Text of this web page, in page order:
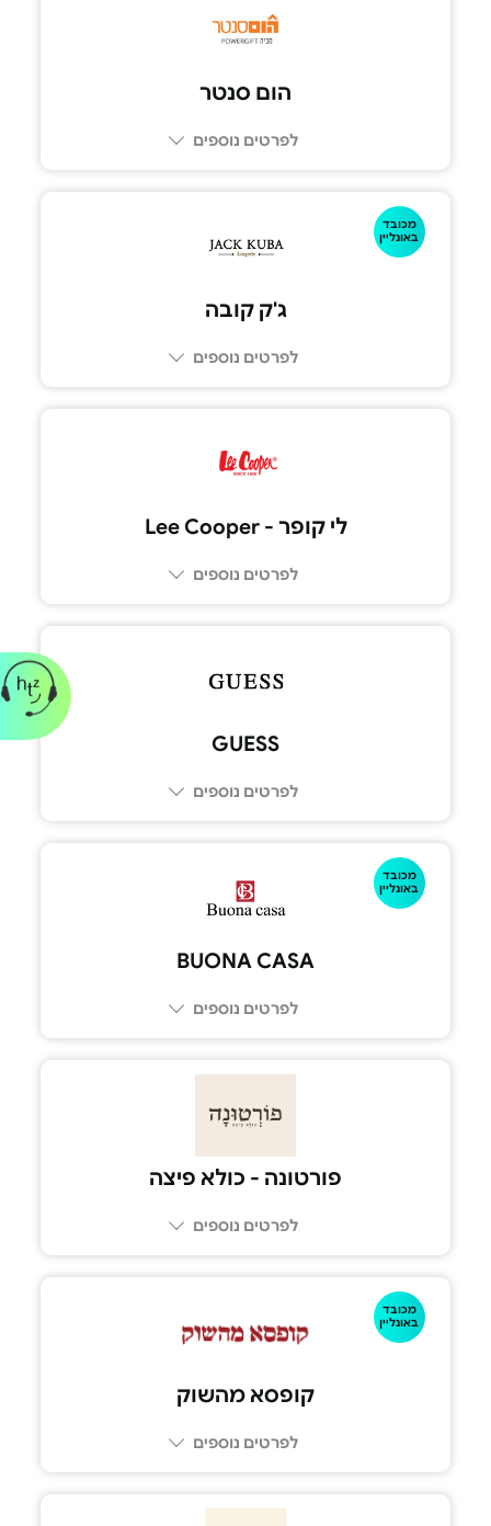
הום סנטר
לפרטים נוספים
מכובד
באונליין
ג'ק קובה
לפרטים נוספים
לי קופר - Lee Cooper
לפרטים נוספים
GUESS
לפרטים נוספים
מכובד
באונליין
BUONA CASA‏
לפרטים נוספים
פורטונה - כולא פיצה
לפרטים נוספים
מכובד
באונליין
קופסא מהשוק
לפרטים נוספים